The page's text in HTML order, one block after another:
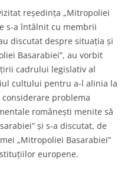
reședința „Mitropoliei
s-a întâlnit cu membrii
discutat despre situația și
Basarabiei”, au vorbit
cadrului legislativ al
cultului pentru a-l alinia la
problema
românești menite să
și s-a discutat, de
„Mitropoliei Basarabiei”
europene.